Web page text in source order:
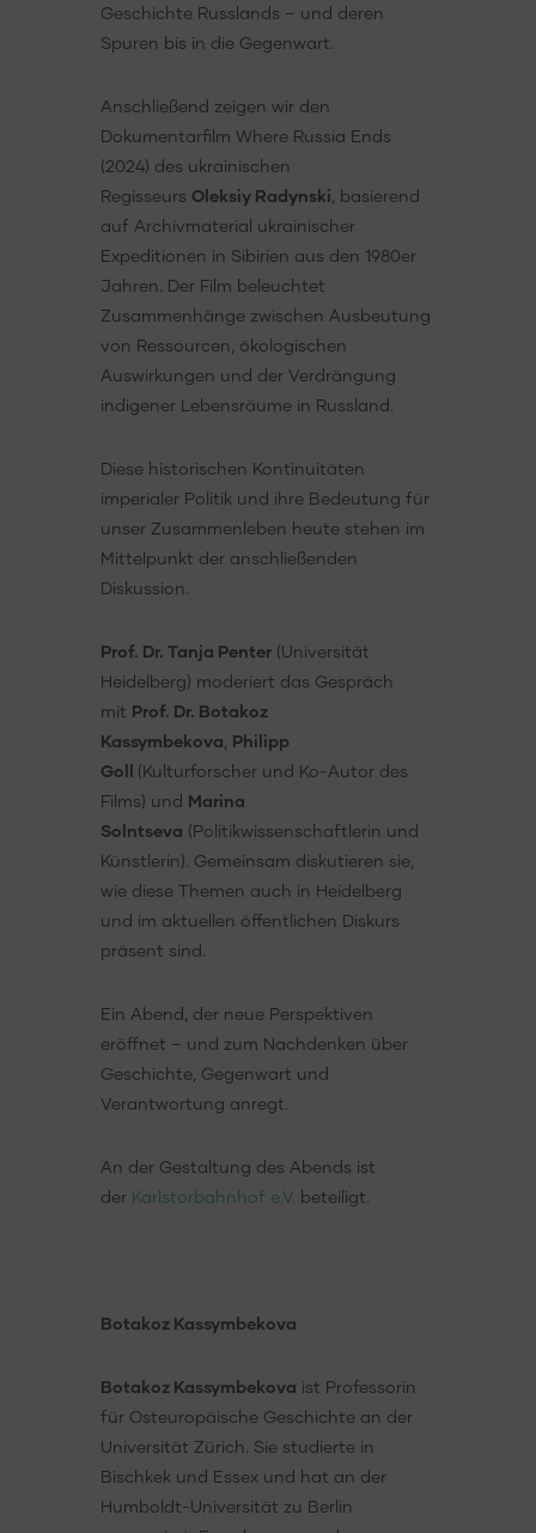
Geschichte Russlands – und deren
Spuren bis in die Gegenwart.
Anschließend zeigen wir den
Dokumentarfilm Where Russia Ends
(2024) des ukrainischen
Regisseurs Oleksiy Radynski , basierend
auf Archivmaterial ukrainischer
Expeditionen in Sibirien aus den 1980er
Jahren. Der Film beleuchtet
Zusammenhänge zwischen Ausbeutung
von Ressourcen, ökologischen
Auswirkungen und der Verdrängung
indigener Lebensräume in Russland.
Diese historischen Kontinuitäten
imperialer Politik und ihre Bedeutung für
unser Zusammenleben heute stehen im
Mittelpunkt der anschließenden
Diskussion.
Prof. Dr. Tanja Penter (Universität
Heidelberg) moderiert das Gespräch
mit Prof. Dr. Botakoz
Kassymbekova Philipp
Goll (Kulturforscher und Ko-Autor des
Films) und Marina
Solntseva (Politikwissenschaftlerin und
Künstlerin). Gemeinsam diskutieren sie,
wie diese Themen auch in Heidelberg
und im aktuellen öffentlichen Diskurs
präsent sind.
Ein Abend, der neue Perspektiven
eröffnet – und zum Nachdenken über
Geschichte, Gegenwart und
Verantwortung anregt.
An der Gestaltung des Abends ist
der Karlstorbahnhof e.V. beteiligt.
Botakoz Kassymbekova
Botakoz Kassymbekova ist Professorin
für Osteuropäische Geschichte an der
Universität Zürich. Sie studierte in
Bischkek und Essex und hat an der
Humboldt-Universität zu Berlin